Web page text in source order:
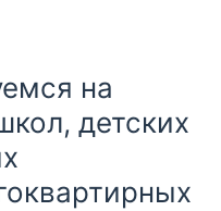
на
детских